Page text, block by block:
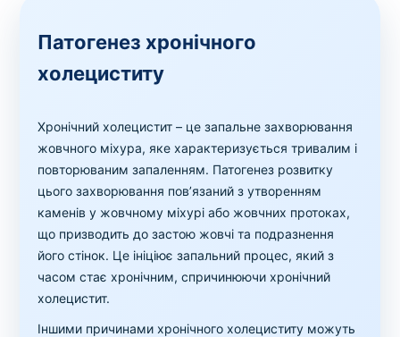
Патогенез хронічного
холециститу
Хронічний холецистит – це запальне захворювання
жовчного міхура, яке характеризується тривалим і
повторюваним запаленням. Патогенез розвитку
цього захворювання пов’язаний з утворенням
каменів у жовчному міхурі або жовчних протоках,
що призводить до застою жовчі та подразнення
його стінок. Це ініціює запальний процес, який з
часом стає хронічним, спричинюючи хронічний
холецистит.
Іншими причинами хронічного холециститу можуть